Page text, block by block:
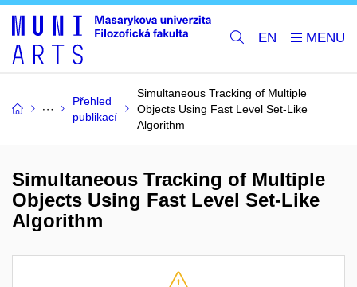
EN
Přehled
publikací
Simultaneous Tracking of Multiple
Objects Using Fast Level Set-Like
Algorithm
Simultaneous Tracking of Multiple
Objects Using Fast Level Set-Like
Algorithm